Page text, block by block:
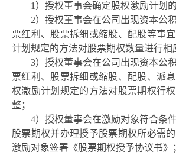
1）授权董事会确定股权激励计划
2）授权董事会在公司出现资本公
票红利、股票拆细或缩股、配股等事
计划 规定的方法对股票期权数量进行相
3）授权董事会在公司出现资本公
票红利、股票拆细或缩股、配股、派
权激励计划 规定的方法对股票期权行
整；
4）授权董事会在激励对象符合条
股票期权并办理授予股票期权所必需
激励对象签署《股票期权授予协议书》